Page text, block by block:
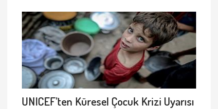
UNICEF’ten Küresel Çocuk Krizi Uyarısı